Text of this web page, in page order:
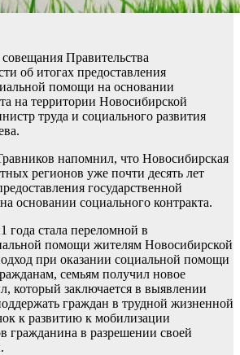
Правительства
об итогах предоставления
помощи на основании
на территории Новосибирской
труда и социального развития
напомнил, что Новосибирская
регионов уже почти десять лет
государственной
основании социального контракта.
года стала переломной в
помощи жителям Новосибирской
при оказании социальной помощи
семьям получил новое
который заключается в выявлении
граждан в трудной жизненной
к развитию к мобилизации
гражданина в разрешении своей